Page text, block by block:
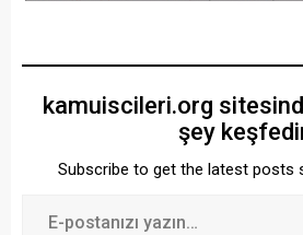
kamuiscileri.org
şey
Subscribe to get the latest posts